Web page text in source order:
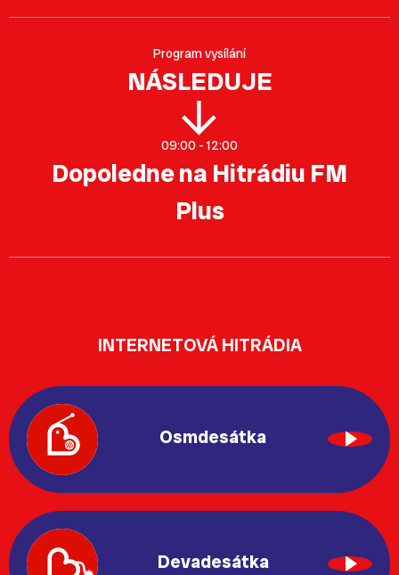
Program vysílání
NÁSLEDUJE
09:00 - 12:00
Dopoledne na Hitrádiu FM
Plus
INTERNETOVÁ HITRÁDIA
Osmdesátka
Devadesátka